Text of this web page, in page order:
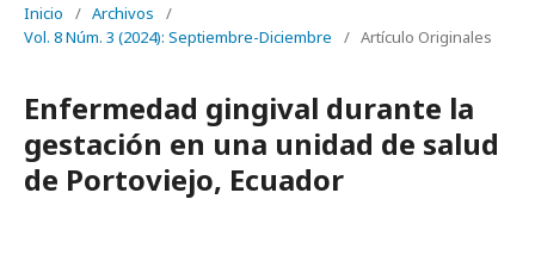
Inicio / Archivos
/
Vol. 8 Núm. 3 (2024): Septiembre-Diciembre
/ Artículo Originales
Enfermedad gingival durante la
gestación en una unidad de salud
de Portoviejo, Ecuador